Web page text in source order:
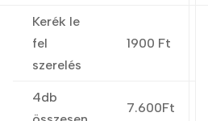
Kerék le
fel
szerelés
1900 Ft
4db
7.600Ft